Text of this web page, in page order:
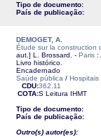
Tipo de documento:
País de publicação:
DEMOGET, A.
Étude sur la construction
aut.] L. Brossard. - Paris :
Livro histórico.
Encadernado
Saúde pública / Hospitais
CDU:362.11
COTA:S Leitura IHMT
Tipo de documento:
País de publicação:
Outro(s) autor(es):